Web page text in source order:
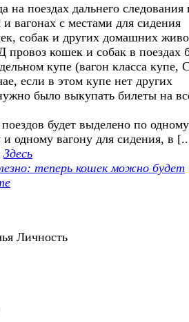
на поездах дальнего следования
вагонах с местами для сидения
собак и других домашних
кошек и собак в поездах
купе (вагон класса купе,
если в этом купе нет других
было выкупать билеты на
будет выделено по одному
и одному вагону для сидения, в
Здесь
теперь кошек можно будет
Личность